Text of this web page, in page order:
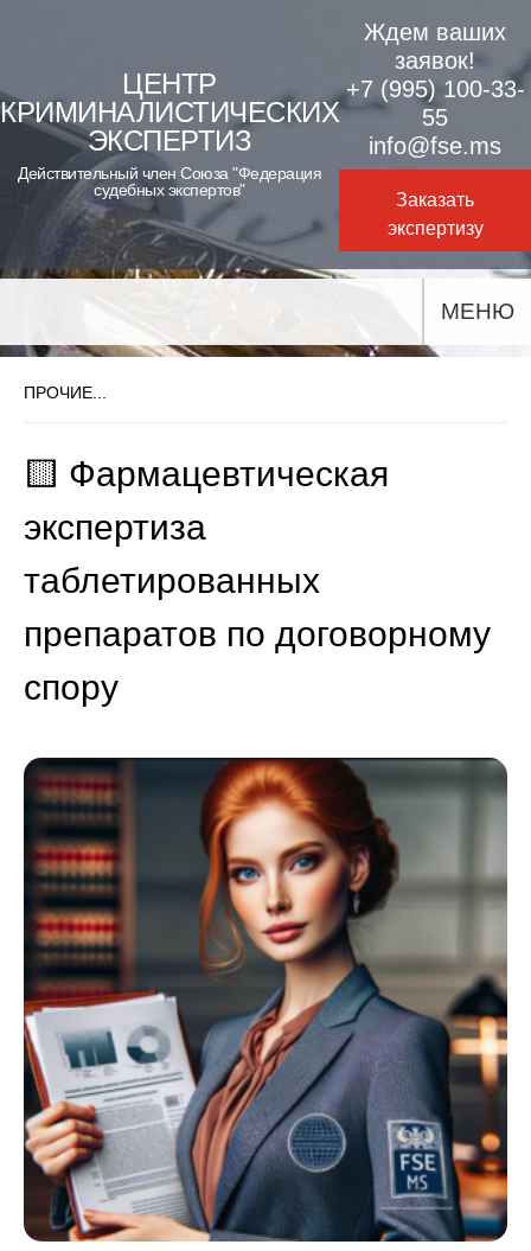
content
ЦЕНТР
КРИМИНАЛИСТИЧЕСКИХ
ЭКСПЕРТИЗ
Действительный член Союза "Федерация
судебных экспертов"
Ждем ваших
заявок!
+7 (995) 100-33-
55
info@fse.ms
Заказать
экспертизу
МЕНЮ
ПРОЧИЕ...
🟨 Фармацевтическая
экспертиза
таблетированных
препаратов по договорному
спору